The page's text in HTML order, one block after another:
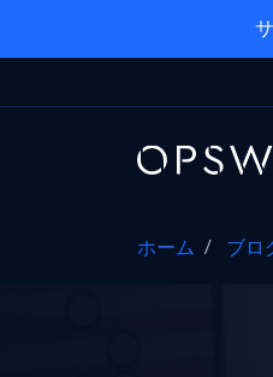
ホーム / ブロ